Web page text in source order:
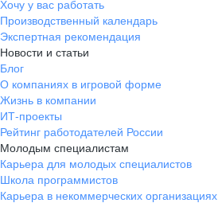
Хочу у вас работать
Производственный календарь
Экспертная рекомендация
Новости и статьи
Блог
О компаниях в игровой форме
Жизнь в компании
ИТ-проекты
Рейтинг работодателей России
Молодым специалистам
Карьера для молодых специалистов
Школа программистов
Карьера в некоммерческих организациях